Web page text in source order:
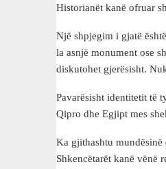
Historianët kanë ofruar
Një shpjegim i gjatë
la asnjë monument ose
diskutohet gjerësisht.
Pavarësisht identitetit të
Qipro dhe Egjipt mes
Ka gjithashtu mundësinë
Shkencëtarët kanë vënë